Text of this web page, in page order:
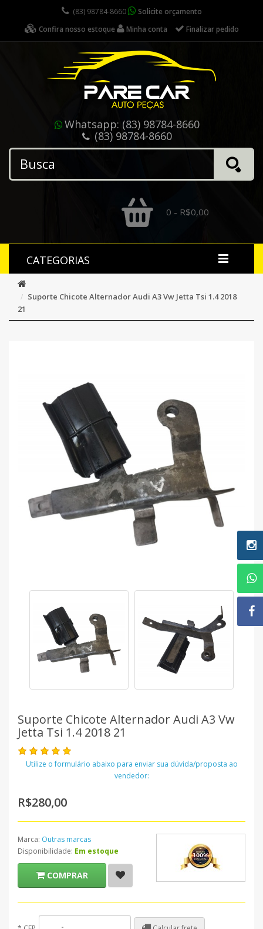
(83) 98784-8660
Solicite orçamento
Confira nosso estoque
Minha conta Finalizar pedido
Whatsapp: (83) 98784-8660
(83) 98784-8660
0 - R$0,00
CATEGORIAS
Suporte Chicote Alternador Audi A3 Vw Jetta Tsi 1.4 2018
21
Suporte Chicote Alternador Audi A3 Vw
Jetta Tsi 1.4 2018 21
Utilize o formulário abaixo para enviar sua dúvida/proposta ao
vendedor:
R$280,00
Marca: Outras marcas
Disponibilidade: Em estoque
COMPRAR